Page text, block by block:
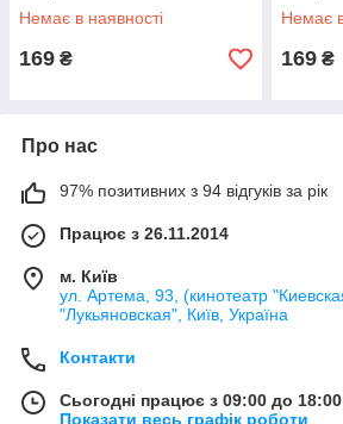
Немає в наявності
169 ₴
Немає
169 ₴
Про нас
97% позитивних з 94 відгуків за рік
Працює з 26.11.2014
м. Київ
ул. Артема, 93, (кинотеатр
"Лукьяновская", Київ, Україна
Контакти
Сьогодні працює з 09:00 до 18:00
Показати весь графік роботи